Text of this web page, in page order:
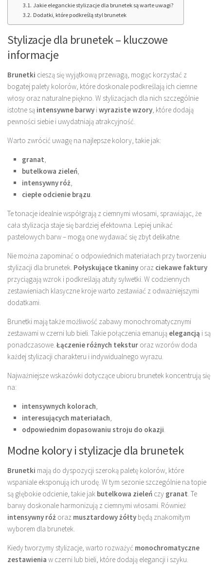
Jakie eleganckie stylizacje dla brunetek są warte uwagi?
Dodatki, które podkreślą styl brunetek
Stylizacje dla brunetek – kluczowe
informacje
Brunetki cieszą się wyjątkową przewagą, mogąc korzystać z
bogatej palety kolorów, które doskonale podkreślają ich ciemne
włosy oraz naturalne piękno. W stylizacjach dla nich szczególnie
istotne są intensywne barwy iwyraziste wzory, które dodają
pewności siebie i uwydatniają atrakcyjność.
Warto zwrócić uwagę na najlepsze kolory, takie jak:
granat,
butelkowa zieleń,
intensywny róż,
ciepłe odcienie brązu.
Te tonacje idealnie współgrają z ciemnymi włosami, sprawiając, że
cała stylizacja staje się bardziej efektowna. Lepiej unikać
pastelowych barw – mogą one wydawać się zbyt delikatne.
Nie można zapominać o odpowiednich materiałach przy tworzeniu
stylizacji dla brunetek. Połyskujące tkaniny oraz ciekawe faktury
przyciągają wzrok i podkreślają atuty sylwetki. W codziennych
zestawieniach klasyczne kroje warto zestawiać z odważniejszymi
dodatkami.
Brunetki mają także możliwość zabawy monochromatycznymi
zestawami w czerni lub bieli. Takie połączenia emanują elegancją i są
ponadczasowe. Łączenie różnych tekstur oraz wzorów doda
każdej stylizacji charakteru i indywidualnego wyrazu.
Najważniejsze wskazówki dotyczące ubioru brunetek koncentrują się
na:
intensywnych kolorach,
interesujących materiałach,
odpowiednim dopasowaniu stroju do okazji.
Modne kolory i stylizacje dla brunetek
Brunetki mają do dyspozycji szeroką paletę kolorów, które
wspaniale eksponują ich urodę. W tym sezonie szczególnie na topie
są głębokie odcienie, takie jak butelkowa zieleń czy granat. Te
barwy doskonale harmonizują z ciemnymi włosami. Również
intensywny róż oraz musztardowy żółty będą znakomitym
wyborem dla brunetek.
Kiedy tworzymy stylizacje, warto rozważyć monochromatyczne
zestawienia w czerni lub bieli, które dodają elegancji i szyku.